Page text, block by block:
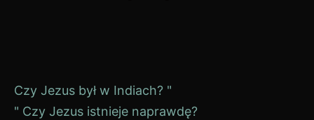
Beitrags-
Czy Jezus był w Indiach? "
" Czy Jezus istnieje naprawdę?